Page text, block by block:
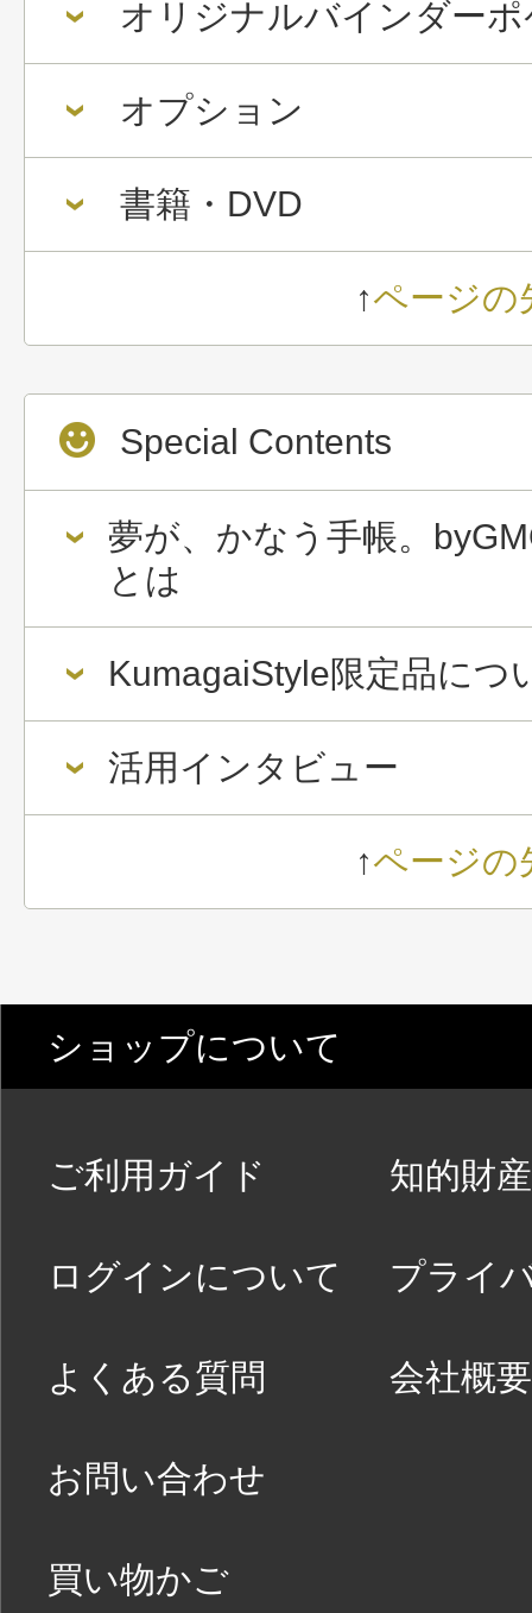
オリジナルバインダー
オプション
書籍・DVD
↑ページの
Special Contents
夢が、かなう手帳。
とは
KumagaiStyle限定品につ
活用インタビュー
↑ページの
ショップについて
ご利用ガイド
ログインについて
よくある質問
お問い合わせ
買い物かご
知的財産
プライ
会社概要